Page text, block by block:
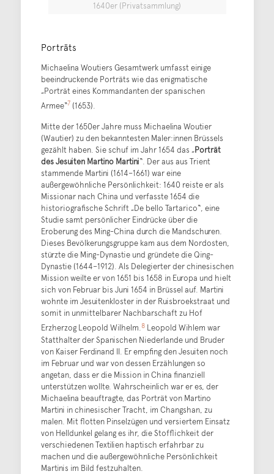
1640er (Privatsammlung)
Porträts
Michaelina Woutiers Gesamtwerk umfasst einige
beeindruckende Porträts wie das enigmatische
„Porträt eines Kommandanten der spanischen
Armee“7 (1653).
Mitte der 1650er Jahre muss Michaelina Woutier
(Wautier) zu den bekanntesten Maler:innen Brüssels
gezählt haben. Sie schuf im Jahr 1654 das „Porträt
des Jesuiten Martino Martini“. Der aus aus Trient
stammende Martini (1614–1661) war eine
außergewöhnliche Persönlichkeit: 1640 reiste er als
Missionar nach China und verfasste 1654 die
historiografische Schrift „De bello Tartarico“, eine
Studie samt persönlicher Eindrücke über die
Eroberung des Ming-China durch die Mandschuren.
Dieses Bevölkerungsgruppe kam aus dem Nordosten,
stürzte die Ming-Dynastie und gründete die Qing-
Dynastie (1644–1912). Als Delegierter der chinesischen
Mission weilte er von 1651 bis 1658 in Europa und hielt
sich von Februar bis Juni 1654 in Brüssel auf. Martini
wohnte im Jesuitenkloster in der Ruisbroekstraat und
somit in unmittelbarer Nachbarschaft zu Hof
Erzherzog Leopold Wilhelm.8Leopold Wihlem war
Statthalter der Spanischen Niederlande und Bruder
von Kaiser Ferdinand II. Er empfing den Jesuiten noch
im Februar und war von dessen Erzählungen so
angetan, dass er die Mission in China finanziell
unterstützen wollte. Wahrscheinlich war er es, der
Michaelina beauftragte, das Porträt von Martino
Martini in chinesischer Tracht, im Changshan, zu
malen. Mit flotten Pinselzügen und versiertem Einsatz
von Helldunkel gelang es ihr, die Stofflichkeit der
verschiedenen Textilien haptisch erfahrbar zu
machen und die außergewöhnliche Persönlichkeit
Martinis im Bild festzuhalten.